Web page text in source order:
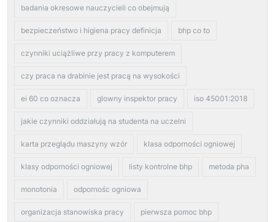
badania okresowe nauczycieli co obejmują
bezpieczeństwo i higiena pracy definicja bhp co to
czynniki uciążliwe przy pracy z komputerem
czy praca na drabinie jest pracą na wysokości
ei 60 co oznacza glowny inspektor pracy iso 45001:2018
jakie czynniki oddziałują na studenta na uczelni
karta przeglądu maszyny wzór klasa odporności ogniowej
klasy odporności ogniowej listy kontrolne bhp metoda pha
monotonia odpornośc ogniowa
organizacja stanowiska pracy pierwsza pomoc bhp